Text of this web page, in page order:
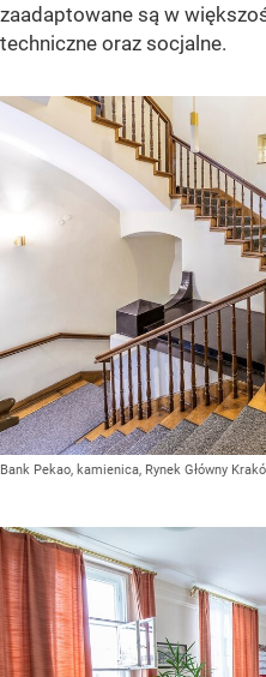
zaadaptowane są w
techniczne oraz socjalne.
Bank Pekao, kamienica, Rynek Główny